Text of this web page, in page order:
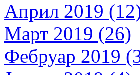
Април 2019
Март 2019 (26)
Фебруар 2019